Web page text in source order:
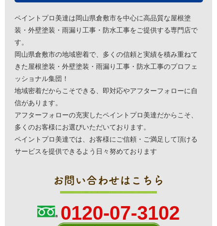
ペイントプロ美達は岡山県倉敷市を中心に高品質な屋根塗
装・外壁塗装・雨漏り工事・防水工事をご提供する専門店で
す。
岡山県倉敷市の地域密着で、多くの信頼と実績を積み重ねて
きた屋根塗装・外壁塗装・雨漏り工事・防水工事のプロフェ
ッショナル集団！
地域密着だからこそできる、即対応やアフターフォローに自
信があります。
アフターフォローの充実したペイントプロ美達だからこそ、
多くのお客様にお選びいただいております。
ペイントプロ美達では、お客様にご信頼・ご満足して頂ける
サービスを提供できるよう日々努めております
お問い合わせはこちら
0120-07-3102